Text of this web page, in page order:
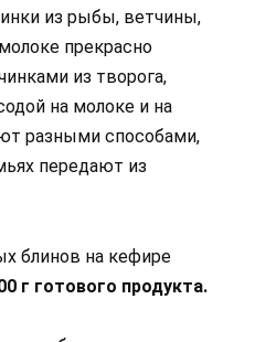
из рыбы, ветчины,
прекрасно
из творога,
на молоке и на
разными способами,
передают из
блинов на кефире
г готового продукта.